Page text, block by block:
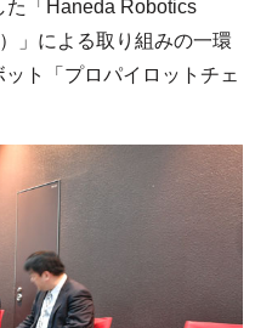
た「Haneda Robotics
」による取り組みの一環
ト「プロパイロットチェ